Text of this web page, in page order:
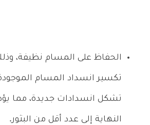
الحفاظ على المسام نظيفة،
تكسير انسداد المسام
تشكل انسدادات جديدة، مما
النهاية إلى عدد أقل من البثور.